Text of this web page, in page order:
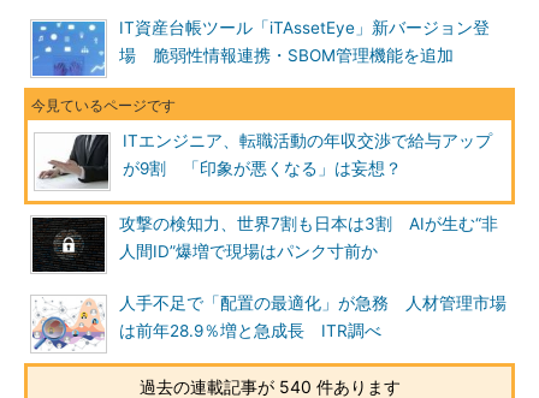
IT資産台帳ツール「iTAssetEye」新バージョン登
場 脆弱性情報連携・SBOM管理機能を追加
ITエンジニア、転職活動の年収交渉で給与アップ
が9割 「印象が悪くなる」は妄想？
攻撃の検知力、世界7割も日本は3割 AIが生む“非
人間ID”爆増で現場はパンク寸前か
人手不足で「配置の最適化」が急務 人材管理市場
は前年28.9％増と急成長 ITR調べ
過去の連載記事が 540 件あります